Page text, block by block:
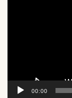
00:00